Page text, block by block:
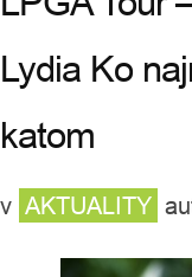
Lydia Ko
katom
v AKTUALITY